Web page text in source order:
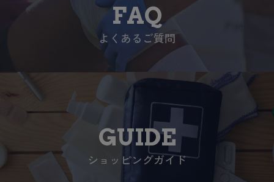
FAQ
よくあるご質問
GUIDE
ショッピングガイド